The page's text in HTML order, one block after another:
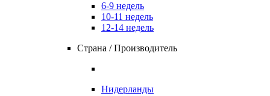
6-9 недель
10-11 недель
12-14 недель
Страна / Производитель
Нидерланды